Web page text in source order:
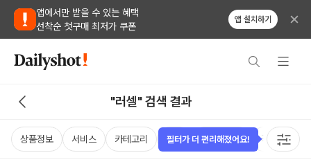
앱에서만 받을 수 있는 혜택
선착순 첫구매 최저가 쿠폰
앱 설치하기
"러셀" 검색 결과
상품정보 서비스 카테고리 가격 비비노점수 국가 용량
필터가 더 편리해졌어요!